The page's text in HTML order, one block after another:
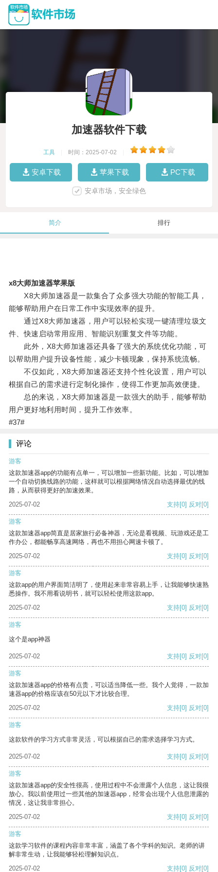
加速器软件下载
工具 时间：2025-07-02
安卓下载 苹果下载 PC下载
安卓市场，安全绿色
简介 排行
x8大师加速器苹果版
X8大师加速器是一款集合了众多强大功能的智能工具，
能够帮助用户在日常工作中实现效率的提升。
通过X8大师加速器，用户可以轻松实现一键清理垃圾文
件、快速启动常用应用、智能识别重复文件等功能。
此外，X8大师加速器还具备了强大的系统优化功能，可
以帮助用户提升设备性能，减少卡顿现象，保持系统流畅。
不仅如此，X8大师加速器还支持个性化设置，用户可以
根据自己的需求进行定制化操作，使得工作更加高效便捷。
总的来说，X8大师加速器是一款强大的助手，能够帮助
用户更好地利用时间，提升工作效率。
#37#
评论
游客
这款加速器app的功能有点单一，可以增加一些新功能。比如，可以增加
一个自动切换线路的功能，这样就可以根据网络情况自动选择最优的线
路，从而获得更好的加速效果。
2025-07-02
支持[0] 反对[0]
游客
这款加速器app简直是居家旅行必备神器，无论是看视频、玩游戏还是工
作办公，都能畅享高速网络，再也不用担心网速卡顿了。
2025-07-02
支持[0] 反对[0]
游客
这款app的用户界面简洁明了，使用起来非常容易上手，让我能够快速熟
悉操作。我不用看说明书，就可以轻松使用这款app。
2025-07-02
支持[0] 反对[0]
游客
这个是app神器
2025-07-02 支持[0] 反对[0]
游客
这款加速器app的价格有点贵，可以适当降低一些。我个人觉得，一款加
速器app的价格应该在50元以下才比较合理。
2025-07-02
支持[0] 反对[0]
游客
这款软件的学习方式非常灵活，可以根据自己的需求选择学习方式。
2025-07-02 支持[0] 反对[0]
游客
这款加速器app的安全性很高，使用过程中不会泄露个人信息，这让我很
放心。我以前使用过一些其他的加速器app，经常会出现个人信息泄露的
情况，这让我非常担心。
2025-07-02
支持[0] 反对[0]
游客
这款学习软件的课程内容非常丰富，涵盖了各个学科的知识。老师的讲
解非常生动，让我能够轻松理解知识点。
2025-07-02
支持[0] 反对[0]